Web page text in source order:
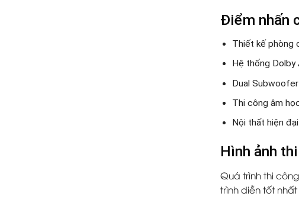
Điểm nhấn
Thiết kế phòng
Hệ thống
Dual
Thi công âm
Nội thất hiện
Hình ảnh
Quá trình thi
trình diễn tốt